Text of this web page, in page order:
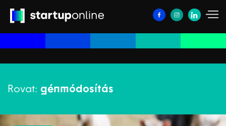
Rovat: génmódosítás